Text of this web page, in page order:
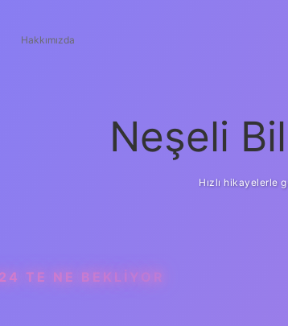
Hakkımızda
Neşeli
Hızlı hikayelerle
TE NE BEKLIYOR